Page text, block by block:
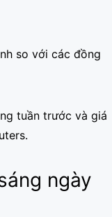
so với các đồng
tuần trước và giá
ngày